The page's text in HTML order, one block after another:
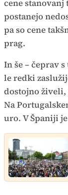
cene
postanejo
pa so cene
prag.
In še – čeprav
le redki
dostojno živeli,
Na
uro. V Španiji